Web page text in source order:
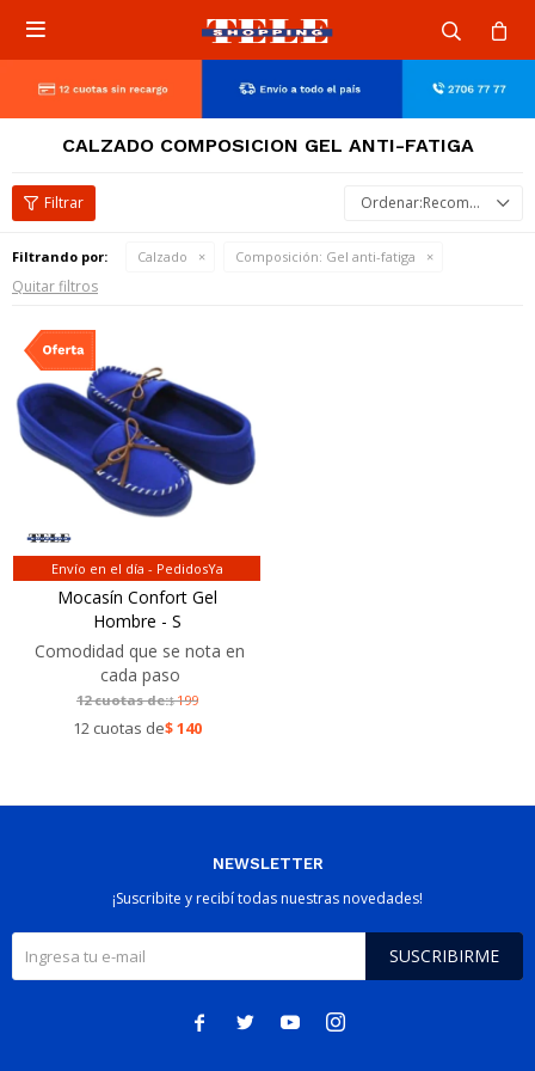

CALZADO COMPOSICION GEL ANTI-FATIGA
Recomendados
Filtrando por: Calzado Composición: Gel anti-fatiga
Quitar filtros
Envío en el día - PedidosYa
Mocasín Confort Gel
Hombre - S
Comodidad que se nota en
cada paso
12 cuotas de:$199
12 cuotas de$140
NEWSLETTER
¡Suscribite y recibí todas nuestras novedades!
SUSCRIBIRME
   